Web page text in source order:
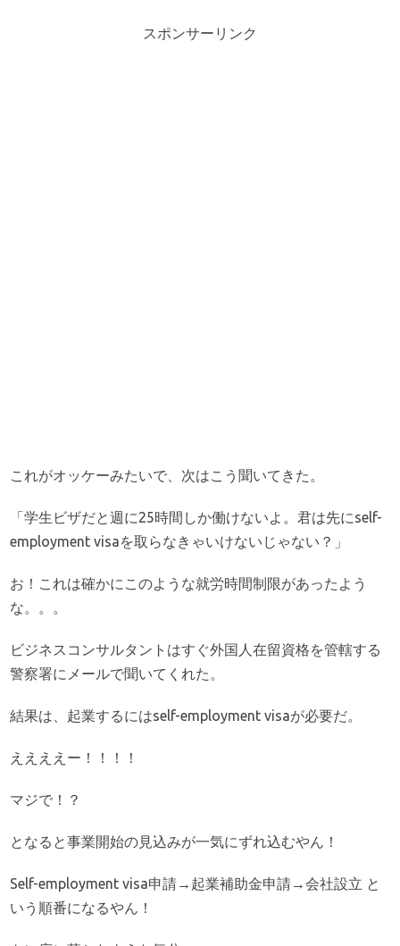
スポンサーリンク
これがオッケーみたいで、次はこう聞いてきた。
「学生ビザだと週に25時間しか働けないよ。君は先にself-
employment visaを取らなきゃいけないじゃない？」
お！これは確かにこのような就労時間制限があったよう
な。。。
ビジネスコンサルタントはすぐ外国人在留資格を管轄する
警察署にメールで聞いてくれた。
結果は、起業するにはself-employment visaが必要だ。
ええええー！！！！
マジで！？
となると事業開始の見込みが一気にずれ込むやん！
Self-employment visa申請→起業補助金申請→会社設立 と
いう順番になるやん！